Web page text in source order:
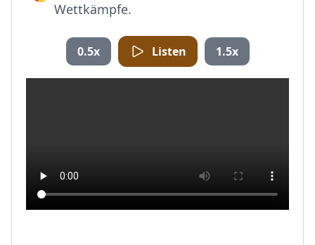
Wettkämpfe.
0.5x Listen 1.5x